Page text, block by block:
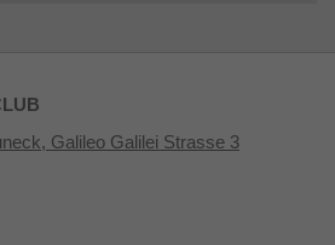
Galileo Galilei Strasse 3